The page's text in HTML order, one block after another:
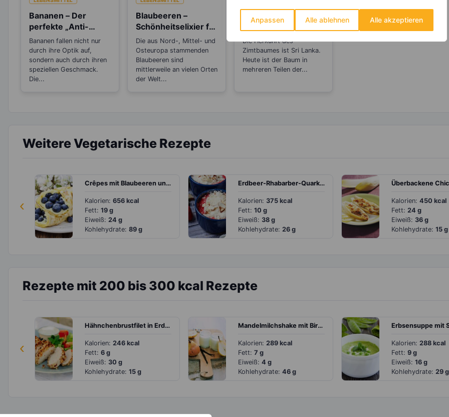
Anpassen Alle ablehnen Alle akzeptieren
Bananen – Der
perfekte „Anti-
Stress“-Snack
Bananen fallen nicht nur
durch ihre Optik auf,
sondern auch durch ihren
speziellen Geschmack.
Die...
Blaubeeren –
Schönheitselixier für
die Haut und gut
beim Abnehmen
Die aus Nord-, Mittel- und
Osteuropa stammenden
Blaubeeren sind
mittlerweile an vielen Orten
der Welt...
Zimt – Wirkt bei
Entzündungen und
Die Herkunft des
Zimtbaumes ist Sri Lanka.
Heute ist der Baum in
mehreren Teilen der...
Weitere Vegetarische Rezepte
‹
Crêpes mit Blaubeeren und Joghurtcreme
Kalorien: 656 kcal
Fett: 19 g
Eiweiß: 24 g
Kohlehydrate: 89 g
Erdbeer-Rhabarber-Quark mit Mandelstreuseln
Kalorien: 375 kcal
Fett: 10 g
Eiweiß: 38 g
Kohlehydrate: 26 g
Kalorien: 450 kcal
Fett: 24 g
Eiweiß: 36 g
Kohlehydrate: 15 g
Rezepte mit 200 bis 300 kcal Rezepte
‹
Hähnchenbrustfilet in Erdnusspanade mit Tomatensalat
Kalorien: 246 kcal
Fett: 6 g
Eiweiß: 30 g
Kohlehydrate: 15 g
Mandelmilchshake mit Birne, Banane und Datteln
Kalorien: 289 kcal
Fett: 7 g
Eiweiß: 4 g
Kohlehydrate: 46 g
Kalorien: 288 kcal
Fett: 9 g
Eiweiß: 16 g
Kohlehydrate: 29 g